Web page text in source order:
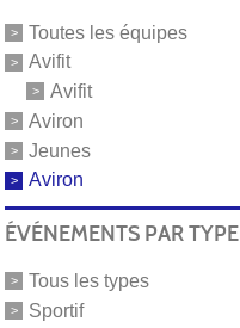
Toutes les équipes
Avifit
Avifit
Aviron
Jeunes
Aviron
ÉVÉNEMENTS PAR TYPE
Tous les types
Sportif